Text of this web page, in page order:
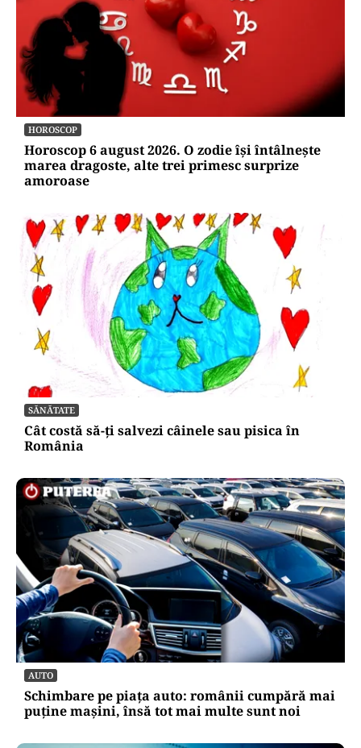
HOROSCOP
Horoscop 6 august 2026. O zodie își întâlnește
marea dragoste, alte trei primesc surprize
amoroase
SĂNĂTATE
Cât costă să-ți salvezi câinele sau pisica în
România
AUTO
Schimbare pe piața auto: românii cumpără mai
puține mașini, însă tot mai multe sunt noi